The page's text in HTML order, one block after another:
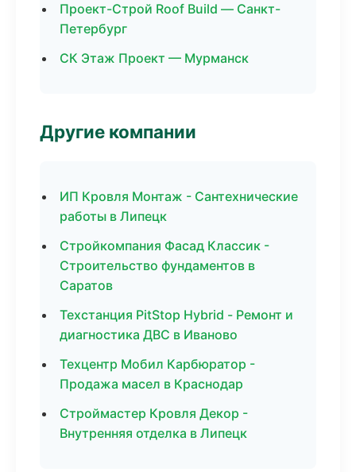
Проект-Строй Roof Build — Санкт-
Петербург
СК Этаж Проект — Мурманск
Другие компании
ИП Кровля Монтаж - Сантехнические
работы в Липецк
Стройкомпания Фасад Классик -
Строительство фундаментов в
Саратов
Техстанция PitStop Hybrid - Ремонт и
диагностика ДВС в Иваново
Техцентр Мобил Карбюратор -
Продажа масел в Краснодар
Строймастер Кровля Декор -
Внутренняя отделка в Липецк